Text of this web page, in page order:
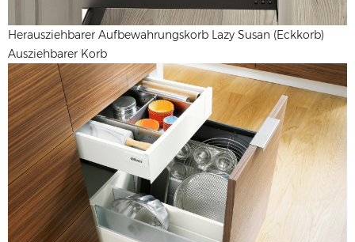
Herausziehbarer Aufbewahrungskorb Lazy Susan (Eckkorb)
Ausziehbarer Korb